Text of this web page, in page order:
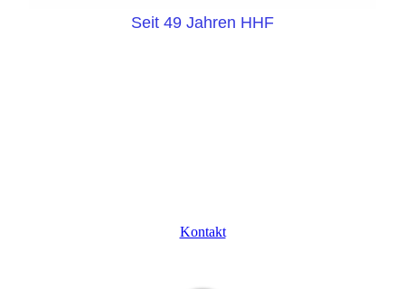
Seit 49 Jahren HHF
Kontakt